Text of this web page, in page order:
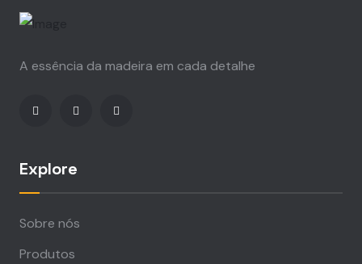
A essência da madeira em cada detalhe
Explore
Sobre nós
Produtos